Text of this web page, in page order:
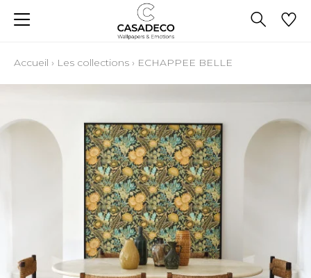
Accueil › Les collections › ECHAPPEE BELLE